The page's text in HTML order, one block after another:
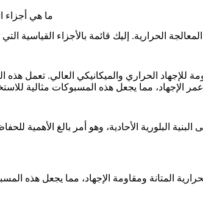
ما هي أجزاء
للإجهاد الحراري والميكانيكي العالي. تعمل
البنية البلورية الأحادية، وهو أمر بالغ الأهمية
المتانة ومقاومة الإجهاد، مما يجعل هذه